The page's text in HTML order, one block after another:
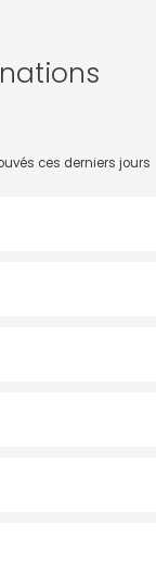
ces derniers jours